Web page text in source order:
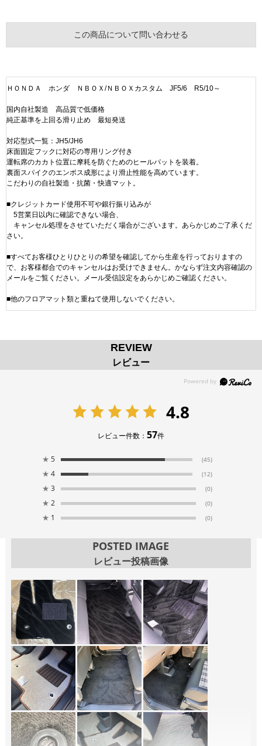
この商品について問い合わせる
ＨＯＮＤＡ ホンダ ＮＢＯＸ/ＮＢＯＸカスタム JF5/6 R5/10～
国内自社製造 高品質で低価格
純正基準を上回る滑り止め 最短発送
対応型式一覧：JH5/JH6
床面固定フックに対応の専用リング付き
運転席のカカト位置に摩耗を防ぐためのヒールパットを装着。
裏面スパイクのエンボス成形により滑止性能を高めています。
こだわりの自社製造・抗菌・快適マット。
■クレジットカード使用不可や銀行振り込みが
5営業日以内に確認できない場合、
キャンセル処理をさせていただく場合がございます。あらかじめご了承くだ
さい。
■すべてお客様ひとりひとりの希望を確認してから生産を行っておりますの
で、お客様都合でのキャンセルはお受けできません。かならず注文内容確認の
メールをご覧ください。メール受信設定をあらかじめご確認ください。
■他のフロアマット類と重ねて使用しないでください。
REVIEW
レビュー
4.8
レビュー件数： 57件
★ 5 (45)
★ 4 (12)
★ 3 (0)
★ 2 (0)
★ 1 (0)
POSTED IMAGE
レビュー投稿画像